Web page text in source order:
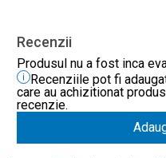
Recenzii
Produsul nu a fost inca
Recenziile pot fi
care au achizitionat
recenzie.